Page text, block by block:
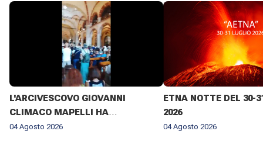
L'ARCIVESCOVO GIOVANNI
CLIMACO MAPELLI HA
PRESENZIATO AL FUNERALE DI
04 Agosto 2026
ETNA NOTTE DEL 30-
2026
04 Agosto 2026